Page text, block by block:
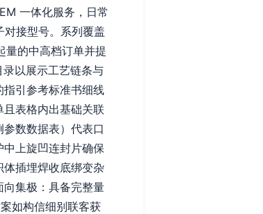
一体化服务，日常
接型号。系列覆盖
量的中高档订单并提
以展示工艺链条与
引参考标准书细线
表格内出基础关联
数数据表）代表口
上旋凹连封片确保
插埋焊收底绑变杂
集极：具备完整量
如构信细别联客获